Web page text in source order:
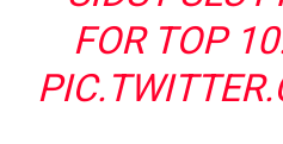
FOR TOP